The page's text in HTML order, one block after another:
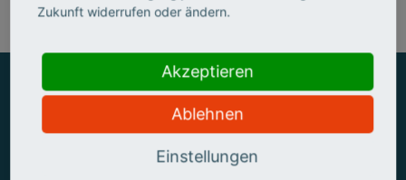
ZUSAMMEN MEHR ERREICHEN
Zukunft widerrufen oder ändern.
Akzeptieren
Ablehnen
Einstellungen